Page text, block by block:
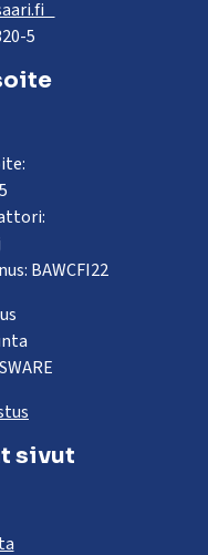
5
BAWCFI22
sivut